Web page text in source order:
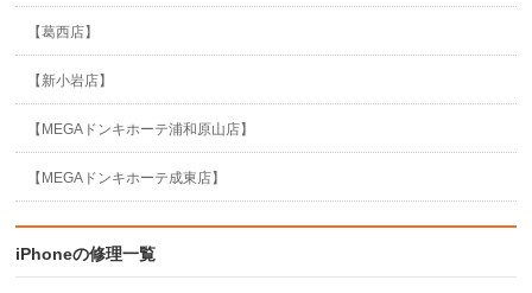
【葛西店】
【新小岩店】
【MEGAドンキホーテ浦和原山店】
【MEGAドンキホーテ成東店】
iPhoneの修理一覧